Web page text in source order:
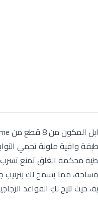
واقية ملونة تحمي
محكمة الغلق تمنع
مما يسمح لكِ بترتيب
حيث تتيح لكِ القواعد